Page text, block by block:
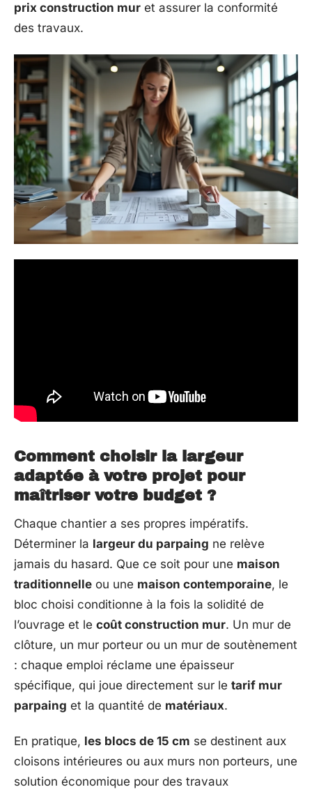
prix construction mur et assurer la conformité
des travaux.
Comment choisir la largeur
adaptée à votre projet pour
maîtriser votre budget ?
Chaque chantier a ses propres impératifs.
Déterminer la largeur du parpaing ne relève
jamais du hasard. Que ce soit pour une maison
traditionnelle ou une maison contemporaine, le
bloc choisi conditionne à la fois la solidité de
l’ouvrage et le coût construction mur. Un mur de
clôture, un mur porteur ou un mur de soutènement
: chaque emploi réclame une épaisseur
spécifique, qui joue directement sur le tarif mur
parpaing et la quantité de matériaux.
En pratique, les blocs de 15 cm se destinent aux
cloisons intérieures ou aux murs non porteurs, une
solution économique pour des travaux